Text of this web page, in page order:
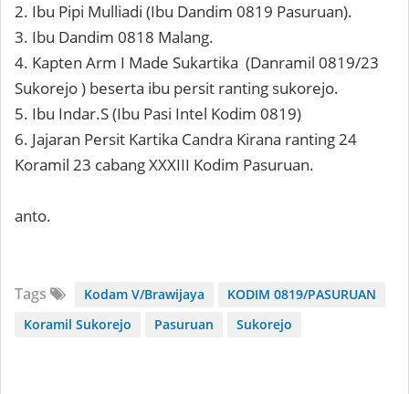
2. Ibu Pipi Mulliadi (Ibu Dandim 0819 Pasuruan).
3. Ibu Dandim 0818 Malang.
4. Kapten Arm I Made Sukartika (Danramil 0819/23
Sukorejo ) beserta ibu persit ranting sukorejo.
5. Ibu Indar.S (Ibu Pasi Intel Kodim 0819)
6. Jajaran Persit Kartika Candra Kirana ranting 24
Koramil 23 cabang XXXIII Kodim Pasuruan.
anto.
Tags Kodam V/Brawijaya
KODIM 0819/PASURUAN
Koramil Sukorejo
Pasuruan Sukorejo